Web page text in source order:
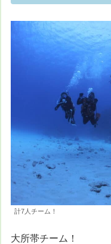
計7人チーム！
大所帯チーム！